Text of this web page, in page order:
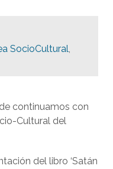
SocioCultural,
continuamos con
Cultural del
del libro ‘Satán